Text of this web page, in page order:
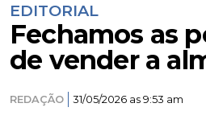
EDITORIAL
Fechamos as
de vender a
REDAÇÃO 31/05/2026 as 9:53 am